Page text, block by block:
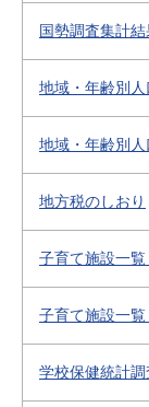
国勢調査集計結
地域・年齢別人
地域・年齢別人
地方税のしおり
子育て施設一覧
子育て施設一覧
学校保健統計調